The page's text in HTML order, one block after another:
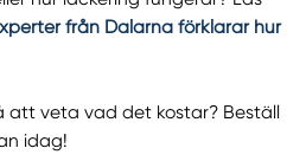
från Dalarna förklarar hur
att veta vad det kostar? Beställ
idag!